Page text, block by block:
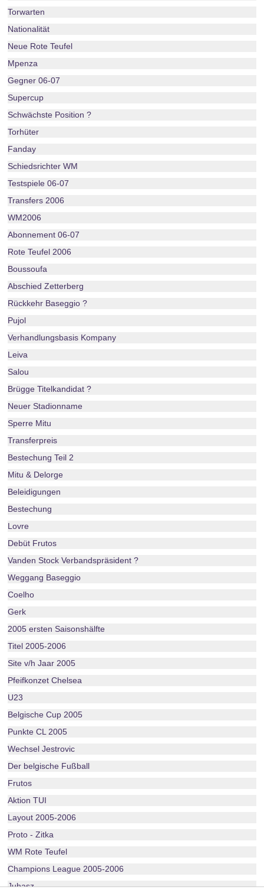
Torwarten
Nationalität
Neue Rote Teufel
Mpenza
Gegner 06-07
Supercup
Schwächste Position ?
Torhüter
Fanday
Schiedsrichter WM
Testspiele 06-07
Transfers 2006
WM2006
Abonnement 06-07
Rote Teufel 2006
Boussoufa
Abschied Zetterberg
Rückkehr Baseggio ?
Pujol
Verhandlungsbasis Kompany
Leiva
Salou
Brügge Titelkandidat ?
Neuer Stadionname
Sperre Mitu
Transferpreis
Bestechung Teil 2
Mitu & Delorge
Beleidigungen
Bestechung
Lovre
Debüt Frutos
Vanden Stock Verbandspräsident ?
Weggang Baseggio
Coelho
Gerk
2005 ersten Saisonshälfte
Titel 2005-2006
Site v/h Jaar 2005
Pfeifkonzet Chelsea
U23
Belgische Cup 2005
Punkte CL 2005
Wechsel Jestrovic
Der belgische Fußball
Frutos
Aktion TUI
Layout 2005-2006
Proto - Zitka
WM Rote Teufel
Champions League 2005-2006
Juhasz